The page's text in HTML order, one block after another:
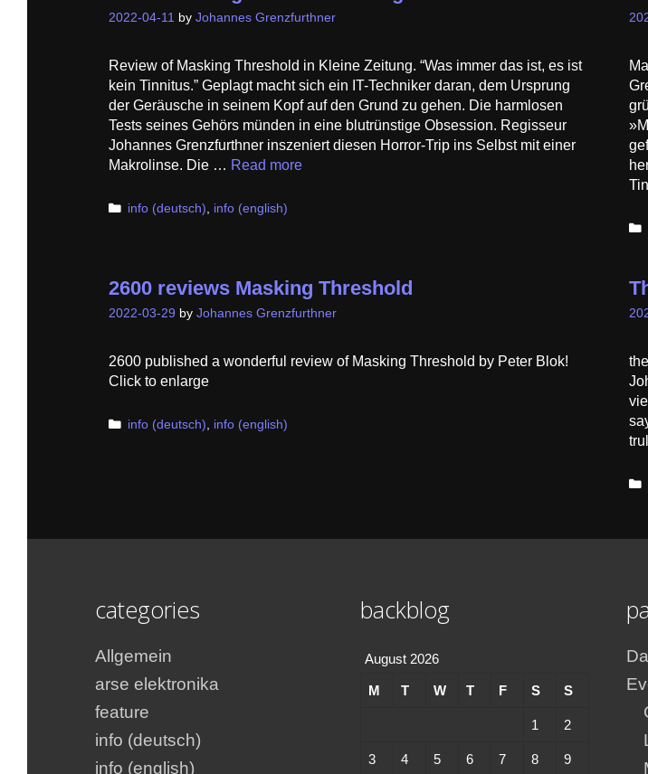
2022-04-11 by Johannes Grenzfurthner
Review of Masking Threshold in Kleine Zeitung. “Was immer das ist, es ist
kein Tinnitus.” Geplagt macht sich ein IT-Techniker daran, dem Ursprung
der Geräusche in seinem Kopf auf den Grund zu gehen. Die harmlosen
Tests seines Gehörs münden in eine blutrünstige Obsession. Regisseur
Johannes Grenzfurthner inszeniert diesen Horror-Trip ins Selbst mit einer
Makrolinse. Die … Read more
Categories
info (deutsch) info (english)
2600 reviews Masking Threshold
2022-03-29 by Johannes Grenzfurthner
2600 published a wonderful review of Masking Threshold by Peter Blok!
Click to enlarge
Categories
info (deutsch) info (english)
categories
Allgemein
arse elektronika
feature
info (deutsch)
info (english)
backblog
August 2026
M T W T F S S
1 2
3 4 5 6 7 8 9